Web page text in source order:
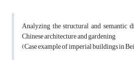
Analyzing the structural and semantic
Chinese architecture and gardening
(Case example of imperial buildings in